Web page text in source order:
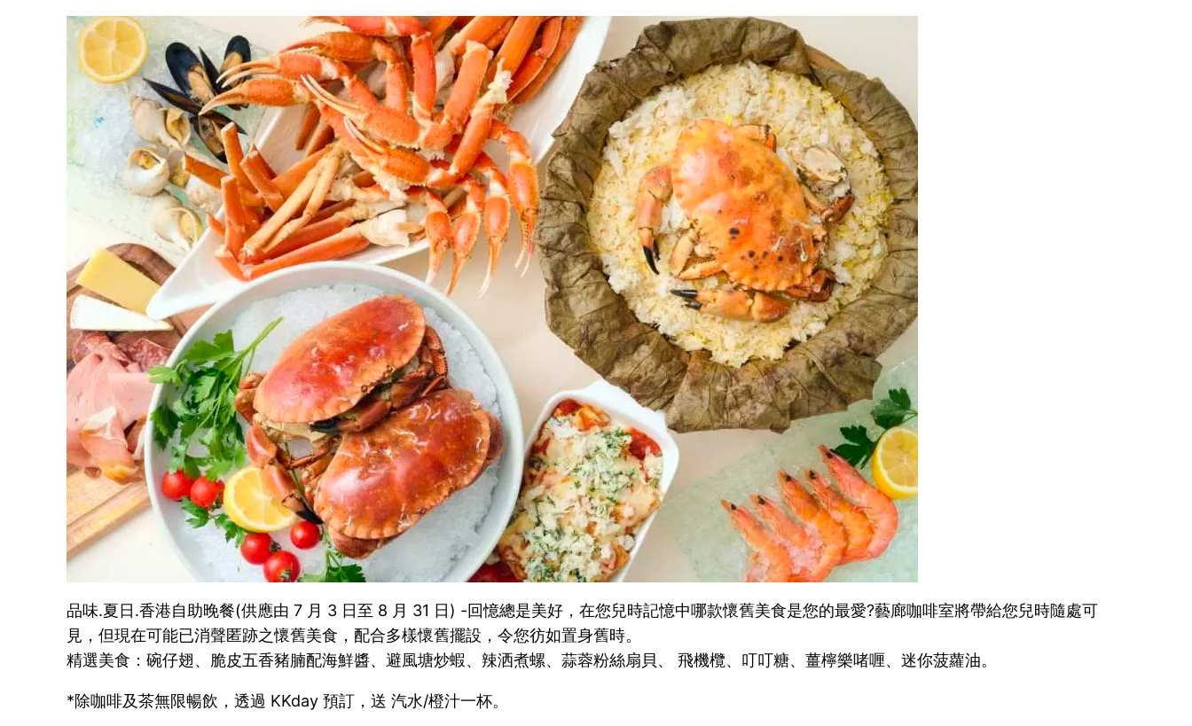
品味.夏日.香港自助晚餐(供應由 7 月 3 日至 8 月 31 日) -回憶總是美好，在您兒時記憶中哪款懷舊美食是您的最愛?藝廊咖啡室將帶給您兒時隨處可
見，但現在可能已消聲匿跡之懷舊美食，配合多樣懷舊擺設，令您彷如置身舊時。
精選美食：碗仔翅、脆皮五香豬腩配海鮮醬、避風塘炒蝦、辣洒煮螺、蒜蓉粉絲扇貝、 飛機欖、叮叮糖、薑檸樂啫喱、迷你菠蘿油。
*除咖啡及茶無限暢飲，透過 KKday 預訂，送 汽水/橙汁一杯。